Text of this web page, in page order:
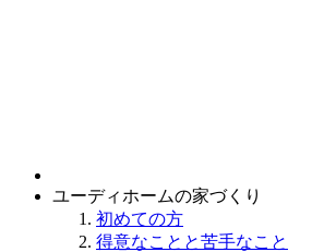
ユーディホームの家づくり
初めての方
得意なことと苦手なこと